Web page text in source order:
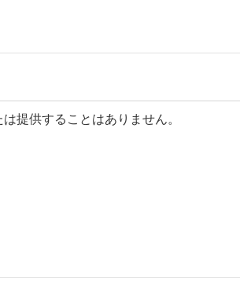
提供することはありません。